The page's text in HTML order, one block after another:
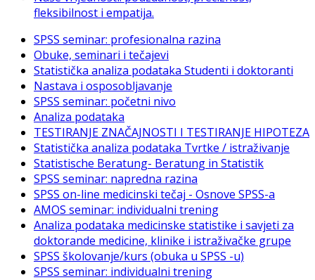
fleksibilnost i empatija.
SPSS seminar: profesionalna razina
Obuke, seminari i tečajevi
Statistička analiza podataka Studenti i doktoranti
Nastava i osposobljavanje
SPSS seminar: početni nivo
Analiza podataka
TESTIRANJE ZNAČAJNOSTI I TESTIRANJE HIPOTEZA
Statistička analiza podataka Tvrtke / istraživanje
Statistische Beratung- Beratung in Statistik
SPSS seminar: napredna razina
SPSS on-line medicinski tečaj - Osnove SPSS-a
AMOS seminar: individualni trening
Analiza podataka medicinske statistike i savjeti za
doktorande medicine, klinike i istraživačke grupe
SPSS školovanje/kurs (obuka u SPSS -u)
SPSS seminar: individualni trening